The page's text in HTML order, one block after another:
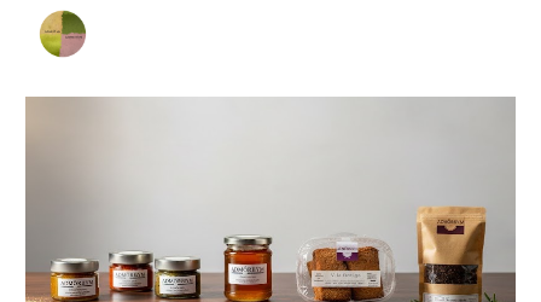
Skip to main content